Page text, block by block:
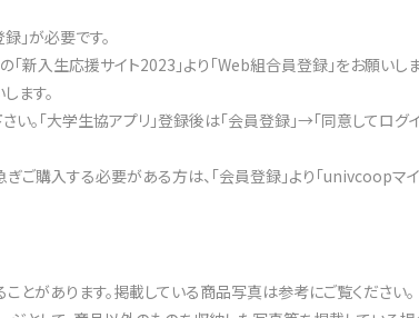
」が必要です。
入生応援サイト2023」より「Web組合員登録」をお願いし
ます。
。「大学生協アプリ」登録後は「会員登録」→「同意してログイ
購入する必要がある方は、「会員登録」より「univcoopマイ
とがあります。掲載している商品写真は参考にご覧ください。